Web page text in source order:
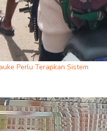
Perlu Terapkan Sistem